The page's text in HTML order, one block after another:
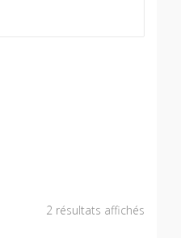
2 résultats affichés